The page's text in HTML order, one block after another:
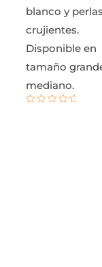
blanco y perlas
crujientes.
Disponible en
tamaño
mediano.